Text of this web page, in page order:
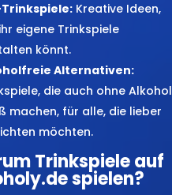
Trinkspiele:Kreative Ideen,
eigene Trinkspiele
könnt.
Alternativen:
die auch ohne Alkohol
machen, für alle, die lieber
möchten.
Trinkspiele auf
spielen?